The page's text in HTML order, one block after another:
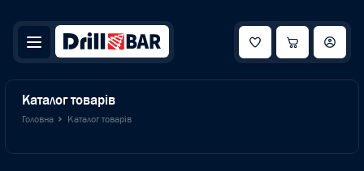
Каталог товарів
Головна Каталог товарів